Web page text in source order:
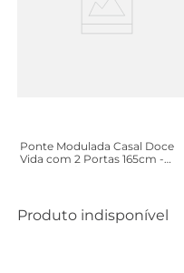
Ponte Modulada Casal Doce
Vida com 2 Portas 165cm -
Produto indisponível